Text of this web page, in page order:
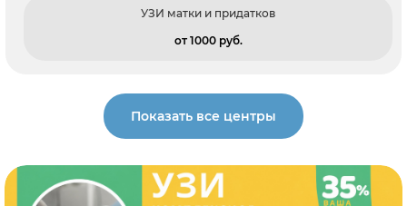
УЗИ матки и придатков
от 1000 pуб.
Показать все центры